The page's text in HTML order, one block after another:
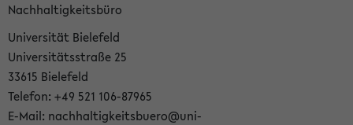
Nachhaltigkeitsbüro
Universität Bielefeld
Universitätsstraße 25
33615 Bielefeld
Telefon: +49 521 106-87965
E-Mail: nachhaltigkeitsbuero@uni-